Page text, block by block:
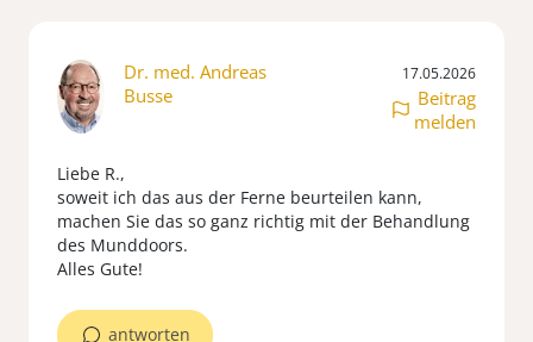
Dr. med. Andreas
Busse
17.05.2026
Beitrag
melden
Liebe R.,
soweit ich das aus der Ferne beurteilen kann,
machen Sie das so ganz richtig mit der Behandlung
des Munddoors.
Alles Gute!
antworten